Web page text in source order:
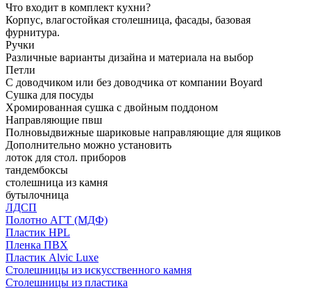
Что входит в комплект кухни?
Корпус, влагостойкая столешница, фасады, базовая
фурнитура.
Ручки
Различные варианты дизайна и материала на выбор
Петли
С доводчиком или без доводчика от компании Boyard
Сушка для посуды
Хромированная сушка с двойным поддоном
Направляющие пвш
Полновыдвижные шариковые направляющие для ящиков
Дополнительно можно установить
лоток для стол. приборов
тандембоксы
столешница из камня
бутылочница
ЛДСП
Полотно АГТ (МДФ)
Пластик HPL
Пленка ПВХ
Пластик Alvic Luxe
Столешницы из искусственного камня
Столешницы из пластика